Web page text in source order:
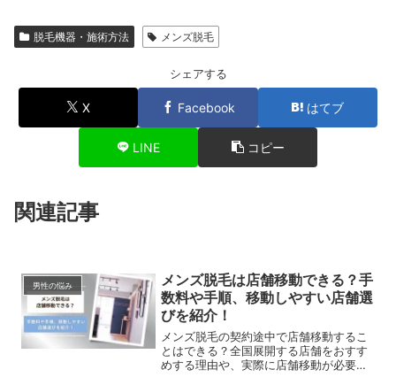
脱毛機器・施術方法 メンズ脱毛
シェアする
X Facebook はてブ
LINE コピー
関連記事
男性の悩み
メンズ脱毛は店舗移動できる？手
数料や手順、移動しやすい店舗選
びを紹介！
メンズ脱毛の契約途中で店舗移動するこ
とはできる？全国展開する店舗をおすす
めする理由や、実際に店舗移動が必要な